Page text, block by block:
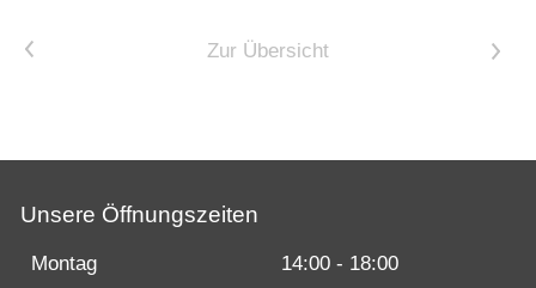
Impressum
Datenschutz
Gebrauchtwagen-Verkaufsbedingungen
< Zur Übersicht >
Unsere Öffnungszeiten
Montag
14:00 - 18:00